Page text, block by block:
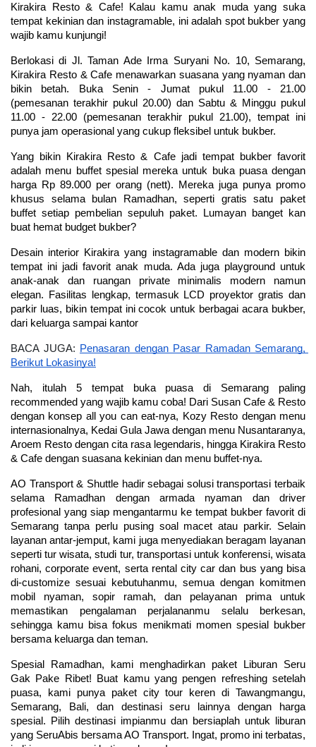
Kirakira Resto & Cafe! Kalau kamu anak muda yang suka
tempat kekinian dan instagramable, ini adalah spot bukber yang
wajib kamu kunjungi!
Berlokasi di Jl. Taman Ade Irma Suryani No. 10, Semarang,
Kirakira Resto & Cafe menawarkan suasana yang nyaman dan
bikin betah. Buka Senin - Jumat pukul 11.00 - 21.00
(pemesanan terakhir pukul 20.00) dan Sabtu & Minggu pukul
11.00 - 22.00 (pemesanan terakhir pukul 21.00), tempat ini
punya jam operasional yang cukup fleksibel untuk bukber.
Yang bikin Kirakira Resto & Cafe jadi tempat bukber favorit
adalah menu buffet spesial mereka untuk buka puasa dengan
harga Rp 89.000 per orang (nett). Mereka juga punya promo
khusus selama bulan Ramadhan, seperti gratis satu paket
buffet setiap pembelian sepuluh paket. Lumayan banget kan
buat hemat budget bukber?
Desain interior Kirakira yang instagramable dan modern bikin
tempat ini jadi favorit anak muda. Ada juga playground untuk
anak-anak dan ruangan private minimalis modern namun
elegan. Fasilitas lengkap, termasuk LCD proyektor gratis dan
parkir luas, bikin tempat ini cocok untuk berbagai acara bukber,
dari keluarga sampai kantor
BACA JUGA: Penasaran dengan Pasar Ramadan Semarang,
Berikut Lokasinya!
Nah, itulah 5 tempat buka puasa di Semarang paling
recommended yang wajib kamu coba! Dari Susan Cafe & Resto
dengan konsep all you can eat-nya, Kozy Resto dengan menu
internasionalnya, Kedai Gula Jawa dengan menu Nusantaranya,
Aroem Resto dengan cita rasa legendaris, hingga Kirakira Resto
& Cafe dengan suasana kekinian dan menu buffet-nya.
AO Transport & Shuttle hadir sebagai solusi transportasi terbaik
selama Ramadhan dengan armada nyaman dan driver
profesional yang siap mengantarmu ke tempat bukber favorit di
Semarang tanpa perlu pusing soal macet atau parkir. Selain
layanan antar-jemput, kami juga menyediakan beragam layanan
seperti tur wisata, studi tur, transportasi untuk konferensi, wisata
rohani, corporate event, serta rental city car dan bus yang bisa
di-customize sesuai kebutuhanmu, semua dengan komitmen
mobil nyaman, sopir ramah, dan pelayanan prima untuk
memastikan pengalaman perjalananmu selalu berkesan,
sehingga kamu bisa fokus menikmati momen spesial bukber
bersama keluarga dan teman.
Spesial Ramadhan, kami menghadirkan paket Liburan Seru
Gak Pake Ribet! Buat kamu yang pengen refreshing setelah
puasa, kami punya paket city tour keren di Tawangmangu,
Semarang, Bali, dan destinasi seru lainnya dengan harga
spesial. Pilih destinasi impianmu dan bersiaplah untuk liburan
yang SeruAbis bersama AO Transport. Ingat, promo ini terbatas,